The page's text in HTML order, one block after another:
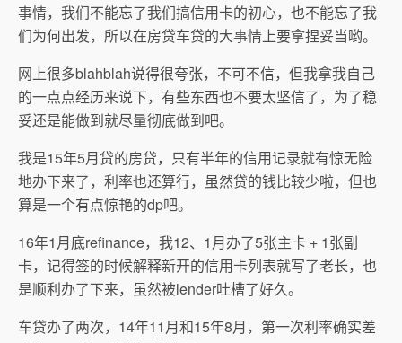
事情，我们不能忘了我们搞信用卡的初心，也不能忘了我
们为何出发，所以在房贷车贷的大事情上要拿捏妥当哟。
网上很多blahblah说得很夸张，不可不信，但我拿我自己
的一点点经历来说下，有些东西也不要太坚信了，为了稳
妥还是能做到就尽量彻底做到吧。
我是15年5月贷的房贷，只有半年的信用记录就有惊无险
地办下来了，利率也还算行，虽然贷的钱比较少啦，但也
算是一个有点惊艳的dp吧。
16年1月底refinance，我12、1月办了5张主卡 + 1张副
卡，记得签的时候解释新开的信用卡列表就写了老长，也
是顺利办了下来，虽然被lender吐槽了好久。
车贷办了两次，14年11月和15年8月，第一次利率确实差